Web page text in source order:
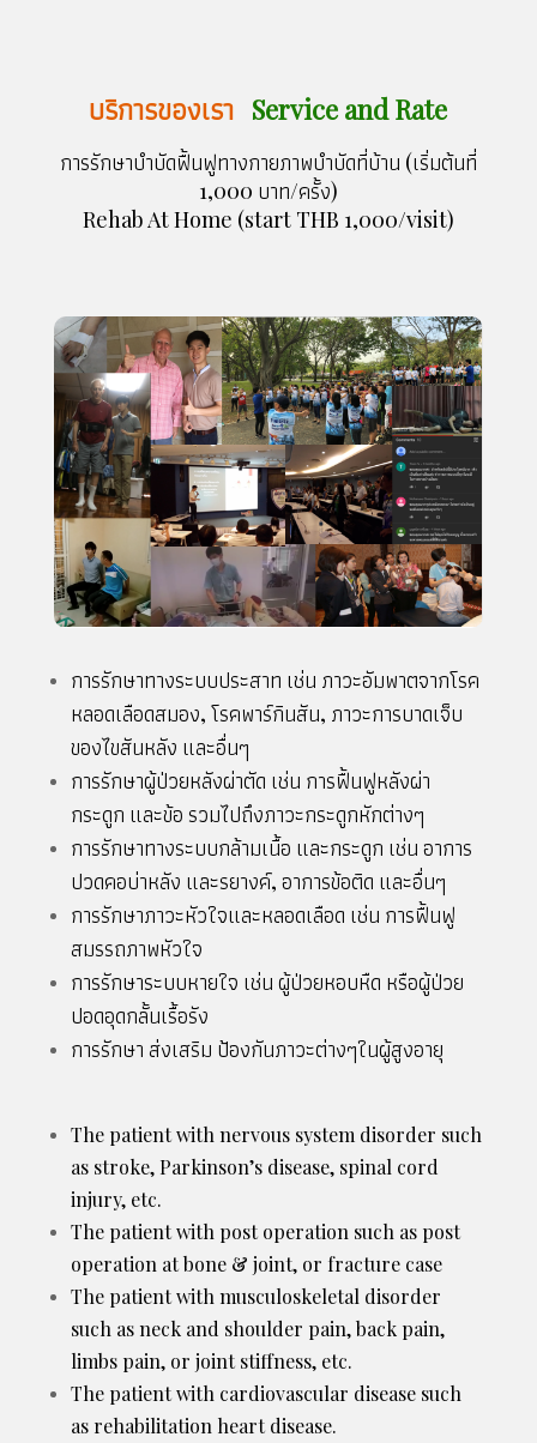
บริการของเรา Service and Rate
การรักษาบำบัดฟื้นฟูทางกายภาพบำบัดที่บ้าน (เริ่มต้นที่
1,000 บาท/ครั้ง)
Rehab At Home (start THB 1,000/visit)
การรักษาทางระบบประสาท เช่น ภาวะอัมพาตจากโรค
หลอดเลือดสมอง, โรคพาร์กินสัน, ภาวะการบาดเจ็บ
ของไขสันหลัง และอื่นๆ
การรักษาผู้ป่วยหลังผ่าตัด เช่น การฟื้นฟูหลังผ่า
กระดูก และข้อ รวมไปถึงภาวะกระดูกหักต่างๆ
การรักษาทางระบบกล้ามเนื้อ และกระดูก เช่น อาการ
ปวดคอบ่าหลัง และรยางค์, อาการข้อติด และอื่นๆ
การรักษาภาวะหัวใจและหลอดเลือด เช่น การฟื้นฟู
สมรรถภาพหัวใจ
การรักษาระบบหายใจ เช่น ผู้ป่วยหอบหืด หรือผู้ป่วย
ปอดอุดกลั้นเรื้อรัง
การรักษา ส่งเสริม ป้องกันภาวะต่างๆในผู้สูงอายุ
The patient with nervous system disorder such
as stroke, Parkinson’s disease, spinal cord
injury, etc.
The patient with post operation such as post
operation at bone & joint, or fracture case
The patient with musculoskeletal disorder
such as neck and shoulder pain, back pain,
limbs pain, or joint stiffness, etc.
The patient with cardiovascular disease such
as rehabilitation heart disease.